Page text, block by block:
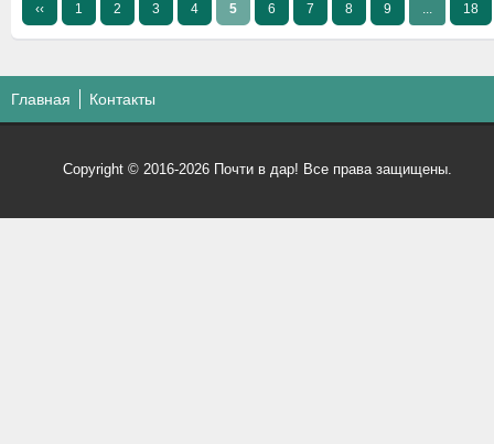
‹‹ 1 2 3 4 5 6 7 8 9 ... 18
Главная Контакты
Copyright © 2016-2026 Почти в дар! Все права защищены.